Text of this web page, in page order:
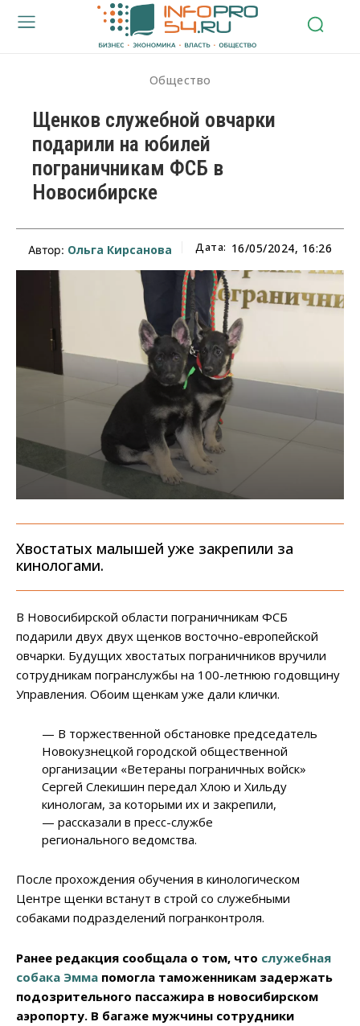
Общество
Щенков служебной овчарки
подарили на юбилей
пограничникам ФСБ в
Новосибирске
Автор: Ольга Кирсанова Дата: 16/05/2024, 16:26
Хвостатых малышей уже закрепили за
кинологами.
В Новосибирской области пограничникам ФСБ
подарили двух двух щенков восточно-европейской
овчарки. Будущих хвостатых пограничников вручили
сотрудникам погранслужбы на 100-летнюю годовщину
Управления. Обоим щенкам уже дали клички.
— В торжественной обстановке председатель
Новокузнецкой городской общественной
организации «Ветераны пограничных войск»
Сергей Слекишин передал Хлою и Хильду
кинологам, за которыми их и закрепили,
— рассказали в пресс-службе
регионального ведомства.
После прохождения обучения в кинологическом
Центре щенки встанут в строй со служебными
собаками подразделений погранконтроля.
Ранее редакция сообщала о том, что служебная
собака Эмма помогла таможенникам задержать
подозрительного пассажира в новосибирском
аэропорту. В багаже мужчины сотрудники